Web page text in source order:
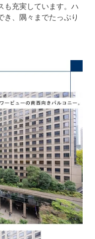
も充実しています。ハ
き、隅々までたっぷり